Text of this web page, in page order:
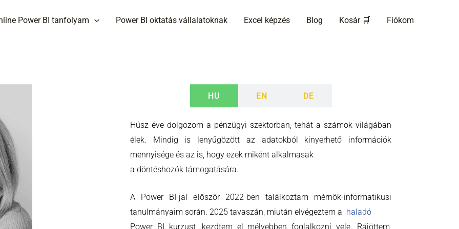
Power BI tanfolyam Power BI oktatás vállalatoknak Excel képzés Blog Kosár 🛒 Fiókom
HU EN DE
Húsz éve dolgozom a pénzügyi szektorban, tehát a számok világában
élek. Mindig is lenyűgözött az adatokból kinyerhető információk
mennyisége és az is, hogy ezek miként alkalmasak
a döntéshozók támogatására.
A Power BI-jal először 2022-ben találkoztam mérnök-informatikusi
tanulmányaim során. 2025 tavaszán, miután elvégeztem a haladó
Power BI kurzust, kezdtem el mélyebben foglalkozni vele. Rájöttem,